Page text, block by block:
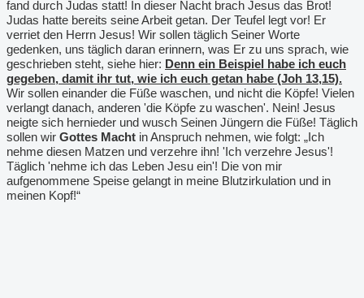
fand durch Judas statt! In dieser Nacht brach Jesus das Brot!
Judas hatte bereits seine Arbeit getan. Der Teufel legt vor! Er
verriet den Herrn Jesus! Wir sollen täglich Seiner Worte
gedenken, uns täglich daran erinnern, was Er zu uns sprach, wie
geschrieben steht, siehe hier: Denn ein Beispiel habe ich euch
gegeben, damit ihr tut, wie ich euch getan habe (Joh 13,15).
Wir sollen einander die Füße waschen, und nicht die Köpfe! Vielen
verlangt danach, anderen 'die Köpfe zu waschen'. Nein! Jesus
neigte sich hernieder und wusch Seinen Jüngern die Füße! Täglich
sollen wir Gottes Macht in Anspruch nehmen, wie folgt: „Ich
nehme diesen Matzen und verzehre ihn! 'Ich verzehre Jesus'!
Täglich 'nehme ich das Leben Jesu ein'! Die von mir
aufgenommene Speise gelangt in meine Blutzirkulation und in
meinen Kopf!“